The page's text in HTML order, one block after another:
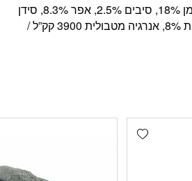
ערכים : חלבון 30%, שומן 18%, סיבים 2.5%, אפר 8.3%, סידן
1.2%, זרחן 0.95%, לחות 8%, אנרגיה מטבולית 3900 קק”ל /
Add wishlist